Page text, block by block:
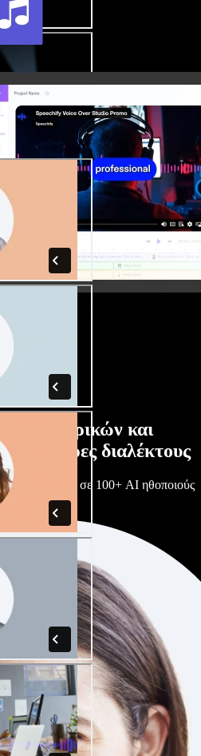
ανδρικών και
άπειρες διαλέκτους
ανάμεσα σε 100+ AI ηθοποιούς
όπως θες.